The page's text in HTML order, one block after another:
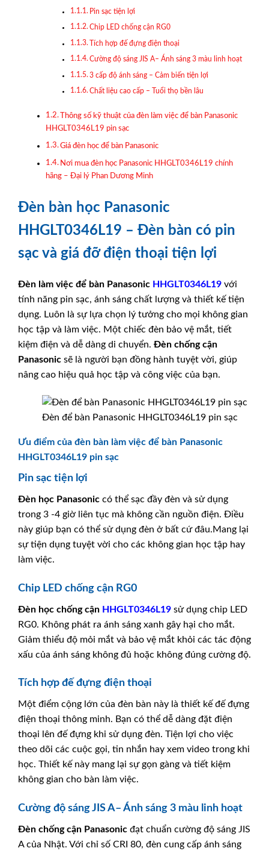
Pin sạc tiện lợi
Chip LED chống cận RG0
Tích hợp đế đựng điện thoại
Cường độ sáng JIS A– Ánh sáng 3 màu linh hoạt
3 cấp độ ánh sáng – Cảm biến tiện lợi
Chất liệu cao cấp – Tuổi thọ bền lâu
Thông số kỹ thuật của đèn làm việc để bàn Panasonic
HHGLT0346L19 pin sạc
Giá đèn học để bàn Panasonic
Nơi mua đèn học Panasonic HHGLT0346L19 chính
hãng – Đại lý Phan Dương Minh
Đèn bàn học Panasonic
HHGLT0346L19 – Đèn bàn có pin
sạc và giá đỡ điện thoại tiện lợi
Đèn làm việc để bàn Panasonic HHGLT0346L19 với
tính năng pin sạc, ánh sáng chất lượng và thiết kế tiện
dụng. Luôn là sự lựa chọn lý tưởng cho mọi không gian
học tập và làm việc. Một chiếc đèn bảo vệ mắt, tiết
kiệm điện và dễ dàng di chuyển. Đèn chống cận
Panasonic sẽ là người bạn đồng hành tuyệt vời, giúp
nâng cao hiệu quả học tập và công việc của bạn.
Đèn để bàn Panasonic HHGLT0346L19 pin sạc
Ưu điểm của đèn bàn làm việc để bàn Panasonic
HHGLT0346L19 pin sạc
Pin sạc tiện lợi
Đèn học Panasonic có thể sạc đầy đèn và sử dụng
trong 3 -4 giờ liên tục mà không cần nguồn điện. Điều
này giúp bạn có thể sử dụng đèn ở bất cứ đâu.Mang lại
sự tiện dụng tuyệt vời cho các không gian học tập hay
làm việc.
Chip LED chống cận RG0
Đèn học chống cận HHGLT0346L19 sử dụng chip LED
RG0. Không phát ra ánh sáng xanh gây hại cho mắt.
Giảm thiểu độ mỏi mắt và bảo vệ mắt khỏi các tác động
xấu của ánh sáng không đủ hoặc không đúng cường độ.
Tích hợp đế đựng điện thoại
Một điểm cộng lớn của đèn bàn này là thiết kế đế đựng
điện thoại thông minh. Bạn có thể dễ dàng đặt điện
thoại lên đế đựng khi sử dụng đèn. Tiện lợi cho việc
theo dõi các cuộc gọi, tin nhắn hay xem video trong khi
học. Thiết kế này mang lại sự gọn gàng và tiết kiệm
không gian cho bàn làm việc.
Cường độ sáng JIS A– Ánh sáng 3 màu linh hoạt
Đèn chống cận Panasonic đạt chuẩn cường độ sáng JIS
A của Nhật. Với chỉ số CRI 80, đèn cung cấp ánh sáng